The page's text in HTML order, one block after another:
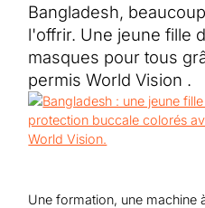
Séisme au Venezuela
Aide à l'Ukraine
Aide à l'Afghanistan
Tous les projets d'aide d'urgence
Afrique
Amérique latine
Moyen-Orient et Europe
Bangladesh,
l'offrir. Une jeune fille
masques pour tous
permis World Vision .
Une formation, une machine